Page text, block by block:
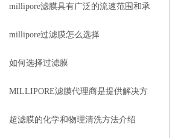
选择
millipore滤膜具有广泛的流速范围和承
载能力
millipore过滤膜怎么选择
如何选择过滤膜
MILLIPORE滤膜代理商是提供解决方
案的合作伙伴
超滤膜的化学和物理清洗方法介绍